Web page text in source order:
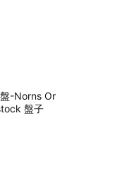
-Norns Or
盤子